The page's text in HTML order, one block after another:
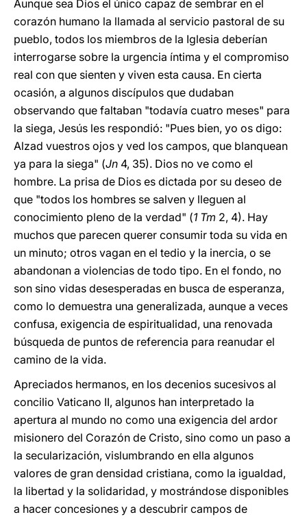
Aunque sea Dios el único capaz de sembrar en el
corazón humano la llamada al servicio pastoral de su
pueblo, todos los miembros de la Iglesia deberían
interrogarse sobre la urgencia íntima y el compromiso
real con que sienten y viven esta causa. En cierta
ocasión, a algunos discípulos que dudaban
observando que faltaban "todavía cuatro meses" para
la siega, Jesús les respondió: "Pues bien, yo os digo:
Alzad vuestros ojos y ved los campos, que blanquean
ya para la siega" (Jn 4, 35). Dios no ve como el
hombre. La prisa de Dios es dictada por su deseo de
que "todos los hombres se salven y lleguen al
conocimiento pleno de la verdad" (1 Tm 2, 4). Hay
muchos que parecen querer consumir toda su vida en
un minuto; otros vagan en el tedio y la inercia, o se
abandonan a violencias de todo tipo. En el fondo, no
son sino vidas desesperadas en busca de esperanza,
como lo demuestra una generalizada, aunque a veces
confusa, exigencia de espiritualidad, una renovada
búsqueda de puntos de referencia para reanudar el
camino de la vida.
Apreciados hermanos, en los decenios sucesivos al
concilio Vaticano II, algunos han interpretado la
apertura al mundo no como una exigencia del ardor
misionero del Corazón de Cristo, sino como un paso a
la secularización, vislumbrando en ella algunos
valores de gran densidad cristiana, como la igualdad,
la libertad y la solidaridad, y mostrándose disponibles
a hacer concesiones y a descubrir campos de